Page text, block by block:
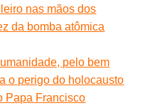
nas mãos dos
da bomba atômica
pelo bem
o perigo do holocausto
Papa Francisco